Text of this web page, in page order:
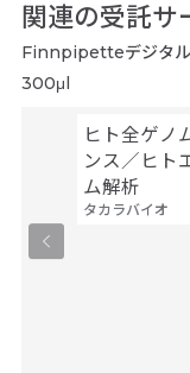
関連の受託サ
Finnpipetteデジタル
300μl
ヒト全ゲノ
ンス／ヒト
ム解析
タカラバイオ